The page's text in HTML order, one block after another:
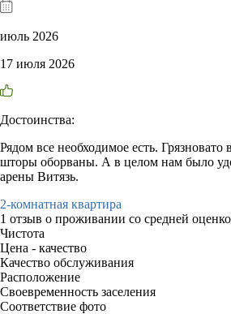
июль 2026
17 июля 2026
Достоинства:
Рядом все необходимое есть. Грязновато
шторы оборваны. А в целом нам было
арены Витязь.
2-комнатная квартира
1 отзыв о проживании со средней
Чистота
Цена - качество
Качество обслуживания
Расположение
Своевременность заселения
Соответствие фото